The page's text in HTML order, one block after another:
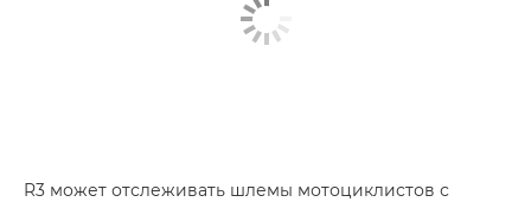
R3 может отслеживать шлемы мотоциклистов с